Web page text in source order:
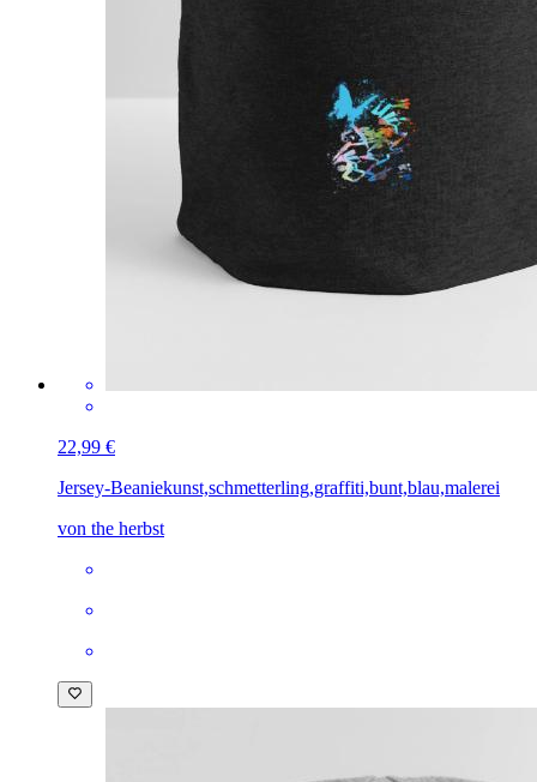
22,99 €
Jersey-Beaniekunst,schmetterling,graffiti,bunt,blau,malerei
von the herbst